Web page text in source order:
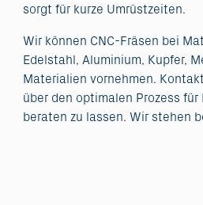
sorgt für kurze Umrüstzeiten.
Wir können CNC-Fräsen bei
Edelstahl, Aluminium, Kupfer,
Materialien vornehmen.
über den optimalen Prozess für
beraten zu lassen. Wir stehen